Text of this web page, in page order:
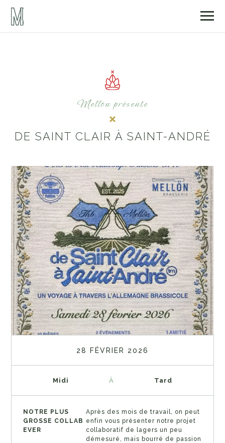
Mellön présente
DE SAINT CLAIR À SAINT-ANDRÉ
28 FÉVRIER 2026
Midi À Tard
NOTRE PLUS
GROSSE COLLAB
EVER
Après des mois de travail, on peut
enfin vous présenter notre projet
collaboratif de lagers un peu
démesuré, mais bourré de passion